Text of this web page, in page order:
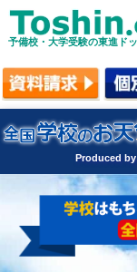
予備校・大学受験の東進ド
Produced by